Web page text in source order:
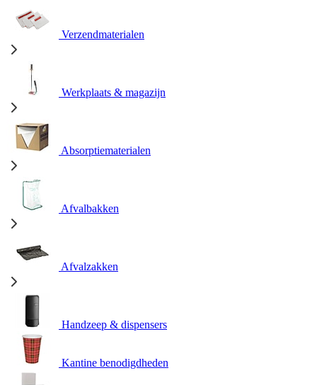
Verzendmaterialen
Werkplaats & magazijn
Absorptiematerialen
Afvalbakken
Afvalzakken
Handzeep & dispensers
Kantine benodigdheden